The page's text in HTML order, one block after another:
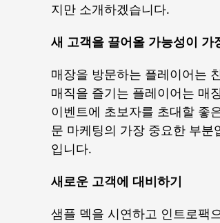
지만 소개하겠습니다.
새 고객을 끌어올 가능성이
매장을 방문하는 플레이어는
매직을 즐기는 플레이어는 매
이벤트에 초보자를 초대할 좋
문 마케팅의 가장 중요한 부
입니다.
새로운 고객에 대비하기
샘플 덱을 시연하고 인트로팩